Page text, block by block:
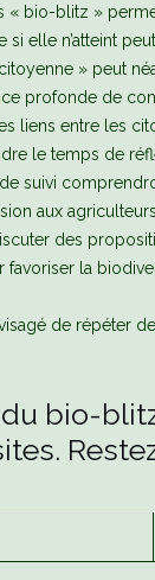
« bio-blitz »
si elle n’atteint
» peut
profonde de
liens entre les
le temps de
suivi
aux
des
favoriser la
de répéter
bio-